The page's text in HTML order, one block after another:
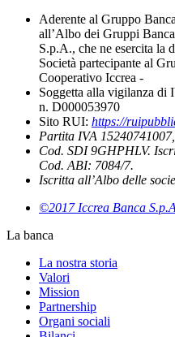
Aderente al Gruppo
all’Albo dei Gruppi
S.p.A., che ne esercita la
Società partecipante al
Cooperativo Iccrea -
Soggetta alla vigilanza di
n. D000053970
Sito RUI: https://
Partita IVA 15240741007,
Cod. SDI 9GHPHLV.
Cod. ABI: 7084/7.
Iscritta all’Albo delle
©2017 Iccrea Banca S.p.A
La banca
La nostra storia
Valori
Mission
Partnership
Organi sociali